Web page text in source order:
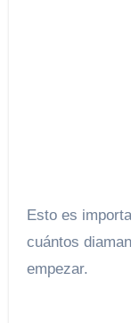
Esto es
cuántos
empezar.